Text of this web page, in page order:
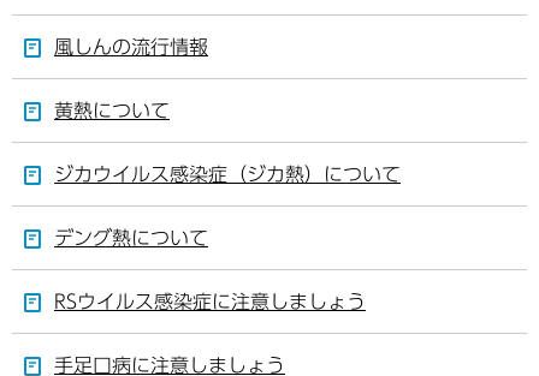
風しんの流行情報
黄熱について
ジカウイルス感染症（ジカ熱）について
デング熱について
RSウイルス感染症に注意しましょう
手足口病に注意しましょう